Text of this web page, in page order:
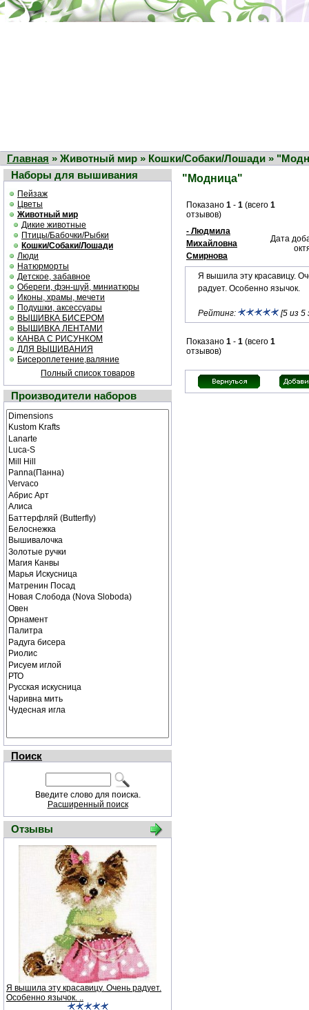
Главная » Животный мир » Кошки/Собаки/Лошади »
Наборы для вышивания
Пейзаж
Цветы
Животный мир
Дикие животные
Птицы/Бабочки/Рыбки
Кошки/Собаки/Лошади
Люди
Натюрморты
Детское, забавное
Обереги, фэн-шуй, миниатюры
Иконы, храмы, мечети
Подушки, аксессуары
ВЫШИВКА БИСЕРОМ
ВЫШИВКА ЛЕНТАМИ
КАНВА С РИСУНКОМ
ДЛЯ ВЫШИВАНИЯ
Бисероплетение,валяние
Полный список товаров
Производители наборов
Поиск
Введите слово для поиска.
Расширенный поиск
Отзывы
Я вышила эту красавицу. Очень радует.
Особенно язычок. ..
"Модница"
Показано 1 - 1 (всего 1
отзывов)
- Людмила
Михайловна
Смирнова
Дата
Я вышила эту красавицу.
радует. Особенно язычок.
Рейтинг: [5 из 5
Показано 1 - 1 (всего 1
отзывов)